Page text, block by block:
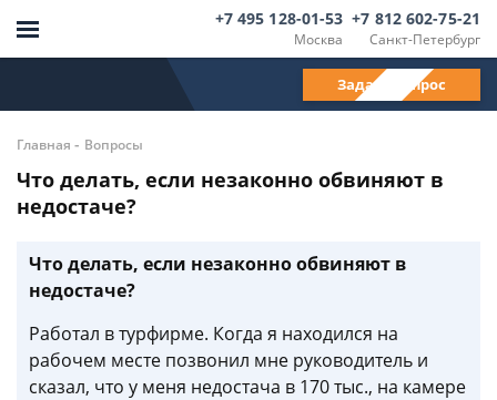
Москва
+7 495 128-01-53
Санкт-Петербург
+7 812 602-75-21
Задать вопрос
Главная - Вопросы
Что делать, если незаконно обвиняют в
недостаче?
Что делать, если незаконно обвиняют в
недостаче?
Работал в турфирме. Когда я находился на
рабочем месте позвонил мне руководитель и
сказал, что у меня недостача в 170 тыс., на камере